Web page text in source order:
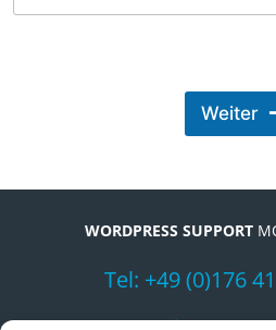
Weiter
e
:
WORDPRESS SUPPORT
Tel: +49 (0)176